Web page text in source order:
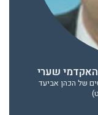
שערי
של הכהן אביעד